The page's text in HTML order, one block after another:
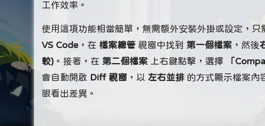
工作效率。
使用這項功能相當簡單，無需額外安裝外掛或設定，只
VS Code，在 檔案總管 視窗中找到 第一個檔案 ，然後
較) 。接著，在 第二個檔案 上右鍵點擊，選擇 「
會自動開啟 Diff 視窗 ，以 左右並排 的方式顯示檔案內
眼看出差異。